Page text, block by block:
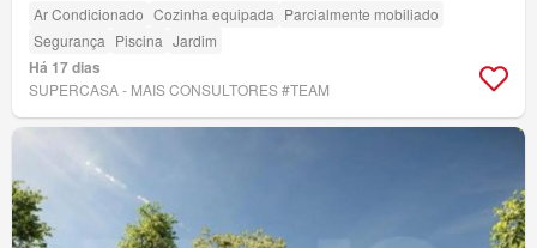
Ar Condicionado Cozinha equipada Parcialmente mobiliado
Segurança Piscina Jardim
Há 17 dias
SUPERCASA - MAIS CONSULTORES #TEAM